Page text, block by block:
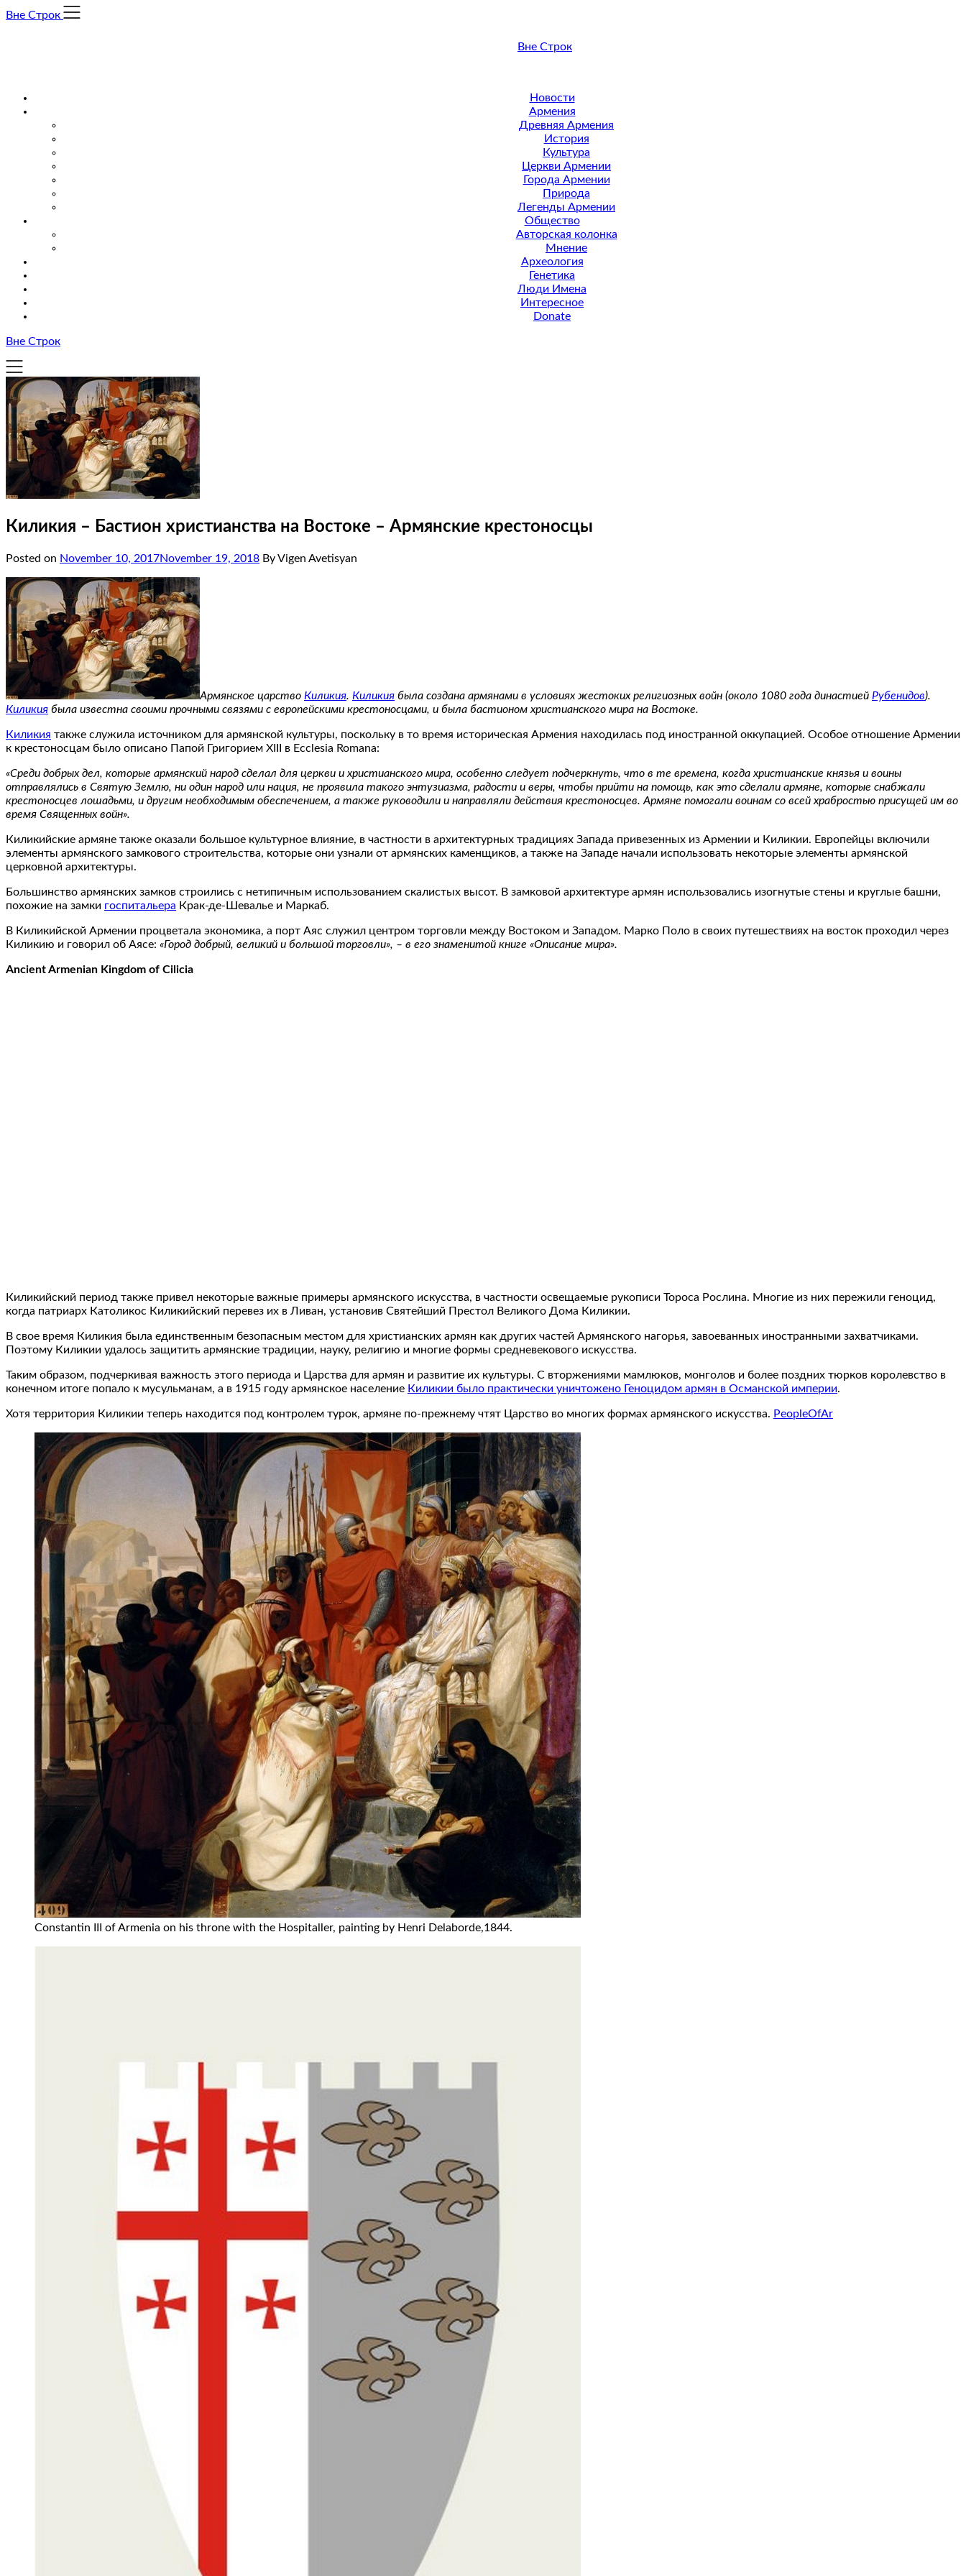
Skip
Вне Строк
Вне Строк
Новости
Армения
Древняя Армения
История
Культура
Церкви Армении
Города Армении
Природа
Легенды Армении
Общество
Авторская колонка
Мнение
Археология
Генетика
Люди Имена
Интересное
Donate
Вне Строк
Киликия – Бастион христианства на Востоке – Армянские крестоносцы
Posted on November 10, 2017November 19, 2018 By Vigen Avetisyan
Армянское царство Киликия. Киликия была создана армянами в условиях жестоких религиозных войн (около 1080 года династией Рубенидов).
Киликия была известна своими прочными связями с европейскими крестоносцами, и была бастионом христианского мира на Востоке.
Киликия также служила источником для армянской культуры, поскольку в то время историческая Армения находилась под иностранной оккупацией. Особое отношение Армении
к крестоносцам было описано Папой Григорием XIII в Ecclesia Romana:
«Среди добрых дел, которые армянский народ сделал для церкви и христианского мира, особенно следует подчеркнуть, что в те времена, когда христианские князья и воины
отправлялись в Святую Землю, ни один народ или нация, не проявила такого энтузиазма, радости и веры, чтобы прийти на помощь, как это сделали армяне, которые снабжали
крестоносцев лошадьми, и другим необходимым обеспечением, а также руководили и направляли действия крестоносцев. Армяне помогали воинам со всей храбростью присущей им во
время Священных войн».
Киликийские армяне также оказали большое культурное влияние, в частности в архитектурных традициях Запада привезенных из Армении и Киликии. Европейцы включили
элементы армянского замкового строительства, которые они узнали от армянских каменщиков, а также на Западе начали использовать некоторые элементы армянской
церковной архитектуры.
Большинство армянских замков строились с нетипичным использованием скалистых высот. В замковой архитектуре армян использовались изогнутые стены и круглые башни,
похожие на замки госпитальера Крак-де-Шевалье и Маркаб.
В Киликийской Армении процветала экономика, а порт Аяс служил центром торговли между Востоком и Западом. Марко Поло в своих путешествиях на восток проходил через
Киликию и говорил об Аясе: «Город добрый, великий и большой торговли», – в его знаменитой книге «Описание мира».
Ancient Armenian Kingdom of Cilicia
Киликийский период также привел некоторые важные примеры армянского искусства, в частности освещаемые рукописи Тороса Рослина. Многие из них пережили геноцид,
когда патриарх Католикос Киликийский перевез их в Ливан, установив Святейший Престол Великого Дома Киликии.
В свое время Киликия была единственным безопасным местом для христианских армян как других частей Армянского нагорья, завоеванных иностранными захватчиками.
Поэтому Киликии удалось защитить армянские традиции, науку, религию и многие формы средневекового искусства.
Таким образом, подчеркивая важность этого периода и Царства для армян и развитие их культуры. С вторжениями мамлюков, монголов и более поздних тюрков королевство в
конечном итоге попало к мусульманам, а в 1915 году армянское население Киликии было практически уничтожено Геноцидом армян в Османской империи.
Хотя территория Киликии теперь находится под контролем турок, армяне по-прежнему чтят Царство во многих формах армянского искусства. PeopleOfAr
Constantin III of Armenia on his throne with the Hospitaller, painting by Henri Delaborde,1844.